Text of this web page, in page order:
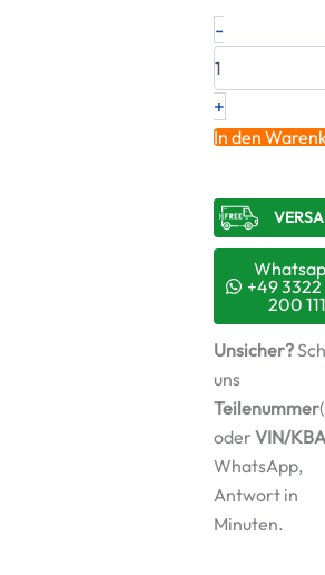
-Neuer
Original
PORSCHE
Turbo
S
4.8
94812302551
/
4938900304
Montagesatz
Menge
+
In den
+49
200 111
Unsicher?
uns
Teilenummer(
oderVIN/KBA
WhatsApp,
Antwort in
Minuten.